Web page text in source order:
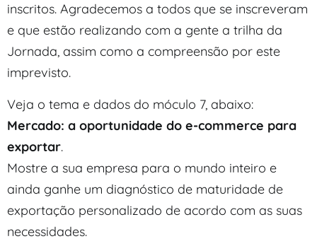
inscritos. Agradecemos a todos que se inscreveram
e que estão realizando com a gente a trilha da
Jornada, assim como a compreensão por este
imprevisto.
Veja o tema e dados do móculo 7, abaixo:
Mercado: a oportunidade do e-commerce para
exportar.
Mostre a sua empresa para o mundo inteiro e
ainda ganhe um diagnóstico de maturidade de
exportação personalizado de acordo com as suas
necessidades.